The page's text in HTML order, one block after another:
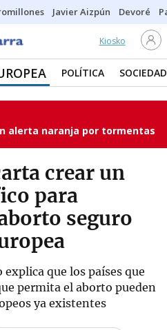
Javier Aizpún Devoré
Kiosko
POLÍTICA SOCIEDAD
alerta naranja por tormentas
crear un
para
seguro
que los países que
permita el aborto pueden
ya existentes